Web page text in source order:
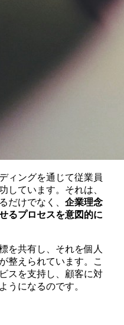
ィングを通じて従業員
しています。それは、
だけでなく、 企業理念
るプロセスを意図的に
を共有し、それを個人
整えられています。こ
スを支持し、顧客に対
うになるのです。